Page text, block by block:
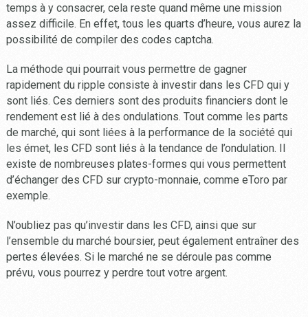
temps à y consacrer, cela reste quand même une mission
assez difficile. En effet, tous les quarts d’heure, vous aurez la
possibilité de compiler des codes captcha.
La méthode qui pourrait vous permettre de gagner
rapidement du ripple consiste à investir dans les CFD qui y
sont liés. Ces derniers sont des produits financiers dont le
rendement est lié à des ondulations. Tout comme les parts
de marché, qui sont liées à la performance de la société qui
les émet, les CFD sont liés à la tendance de l’ondulation. Il
existe de nombreuses plates-formes qui vous permettent
d’échanger des CFD sur crypto-monnaie, comme eToro par
exemple.
N’oubliez pas qu’investir dans les CFD, ainsi que sur
l’ensemble du marché boursier, peut également entraîner des
pertes élevées. Si le marché ne se déroule pas comme
prévu, vous pourrez y perdre tout votre argent.